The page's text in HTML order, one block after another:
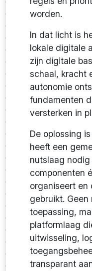
worden.
In dat licht is
lokale digitale
zijn digitale
schaal, kracht
autonomie
fundamenten
versterken in
De oplossing
heeft een
nutslaag
componenten
organiseert en
gebruikt.
toepassing,
platformlaag
uitwisseling,
transparant